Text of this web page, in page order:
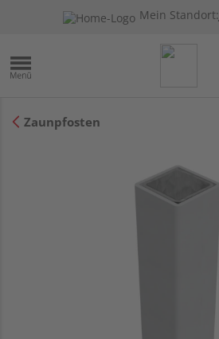
Mein Standort:
Zaunpfosten